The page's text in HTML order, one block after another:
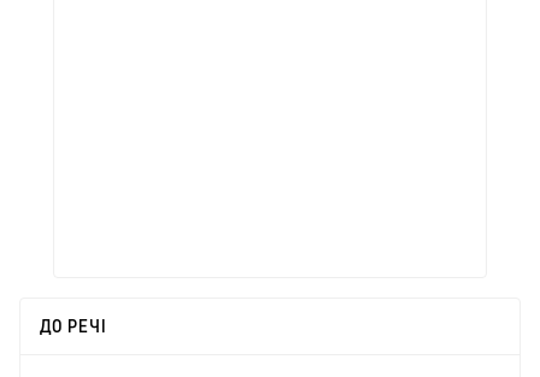
ДО РЕЧІ